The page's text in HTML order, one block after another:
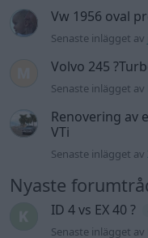
Vw 1956 oval
Senaste inlägget av
Volvo 245
Senaste inlägget av
Renovering av
VTi
Senaste inlägget av
Nyaste
ID 4 vs EX 40 ?
Senaste inlägget av